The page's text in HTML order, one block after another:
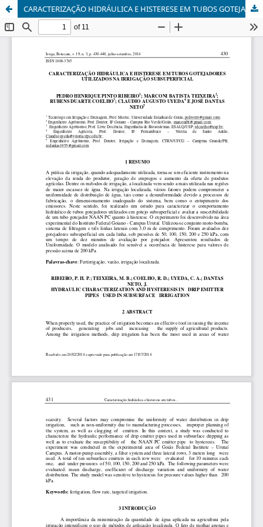
CARACTERIZAÇÃO HIDRÁULICA E HISTERESE EM TUBOS GOTEJADORES UTILIZADOS NA IRRIGAÇÃO SUBSUPERFICIAL